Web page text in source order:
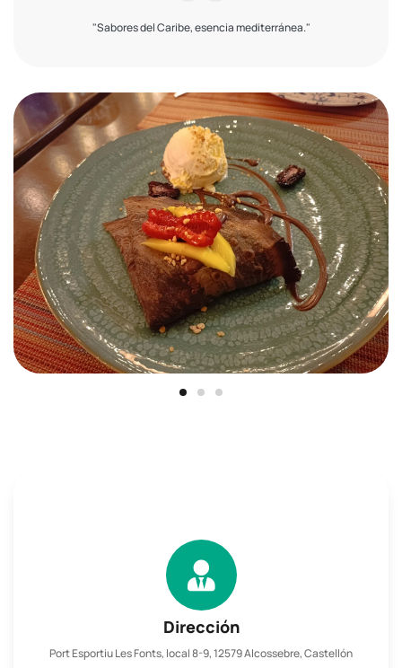
"Sabores del Caribe, esencia mediterránea."
Dirección
Port Esportiu Les Fonts, local 8-9, 12579 Alcossebre, Castellón